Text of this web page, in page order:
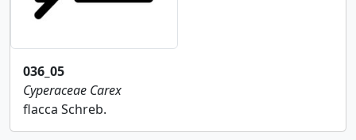
036_05
Cyperaceae Carex
flacca Schreb.